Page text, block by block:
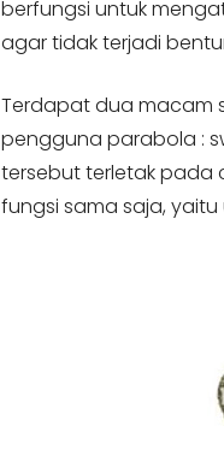
berfungsi untuk
agar tidak terjadi
Terdapat dua macam
pengguna parabola :
tersebut terletak pada
fungsi sama saja,